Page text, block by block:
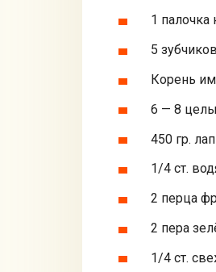
1
5
Корень
6 — 8
450 гр.
1/4 ст.
2 перца
2 пера
1/4 ст.